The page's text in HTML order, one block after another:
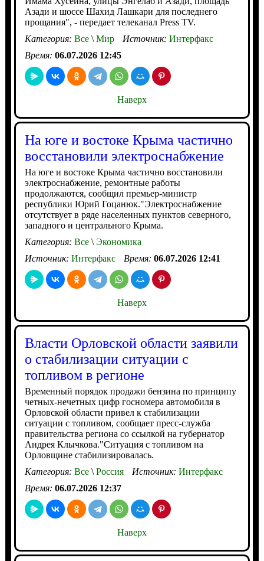
Азади и шоссе Шахид Лашкари для последнего
прощания", - передает телеканал Press TV.
Категория: Все\Мир Источник: Интерфакс
Время: 06.07.2026 12:45
Наверх
На юге и востоке Крыма частично
восстановили электроснабжение
На юге и востоке Крыма частично восстановили
электроснабжение, ремонтные работы
продолжаются, сообщил премьер-министр
республики Юрий Гоцанюк."Электроснабжение
отсутствует в ряде населенных пунктов северного,
западного и центрального Крыма.
Категория: Все\Экономика
Источник: Интерфакс Время: 06.07.2026 12:41
Наверх
Власти Орловской области заявили
о стабилизации ситуации с
топливом в регионе
Временный порядок продажи бензина по принципу
четных-нечетных цифр госномера автомобиля в
Орловской области привел к стабилизации
ситуации с топливом, сообщает пресс-служба
правительства региона со ссылкой на губернатор
Андрея Клычкова."Ситуация с топливом на
Орловщине стабилизировалась.
Категория: Все\Россия Источник: Интерфакс
Время: 06.07.2026 12:37
Наверх